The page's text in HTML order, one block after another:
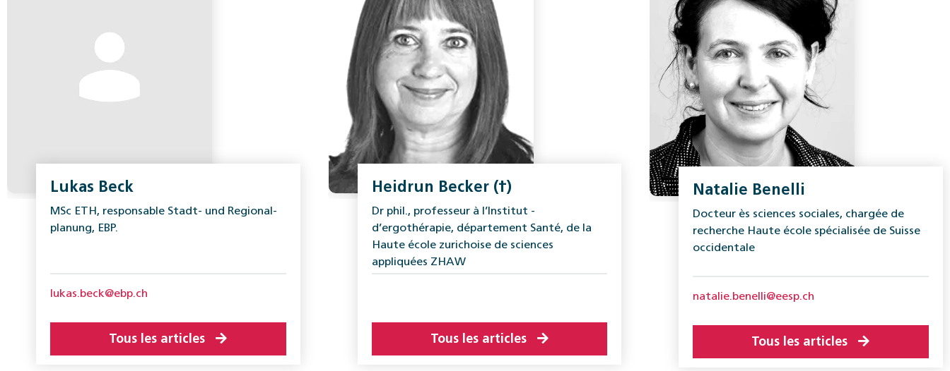
Lukas Beck
MSc ETH, responsable Stadt- und Regional­
planung, EBP.
lukas.beck@ebp.ch
Tous les articles
Heidrun Becker (†)
Dr phil., professeur à l’Institut ­
d’ergothérapie, ­département Santé, de la
Haute école zurichoise de sciences
appliquées ZHAW
Tous les articles
Natalie Benelli
Docteur ès sciences sociales, chargée de
recherche Haute école spécialisée de Suisse
occidentale
natalie.benelli@eesp.ch
Tous les articles